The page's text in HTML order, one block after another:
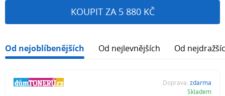
KOUPIT ZA 5 880 KČ
Od nejoblíbenějších Od nejlevnějších Od
Doprava: zdarma
Skladem